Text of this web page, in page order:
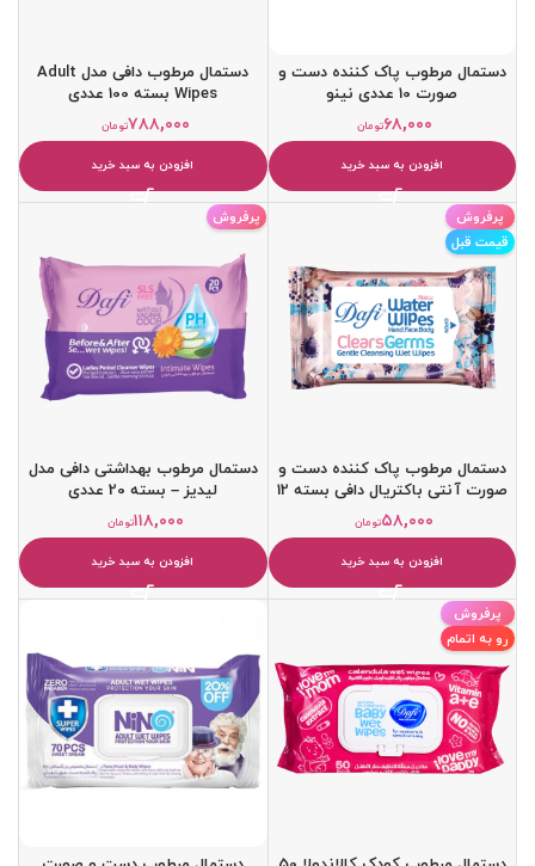
دستمال مرطوب پاک کننده دست و
صورت 10 عددی نینو
تومان۶۸,۰۰۰
افزودن به سبد خرید
دستمال مرطوب دافی مدل Adult
Wipes بسته 100 عددی
تومان۷۸۸,۰۰۰
افزودن به سبد خرید
پرفروش
قیمت قبل
دستمال مرطوب پاک کننده دست و
صورت آنتی باکتریال دافی بسته 12
عددی تومان۵۸,۰۰۰
افزودن به سبد خرید
پرفروش
دستمال مرطوب بهداشتی دافی مدل
لیدیز – بسته 20 عددی
تومان۱۱۸,۰۰۰
افزودن به سبد خرید
پرفروش
رو به اتمام